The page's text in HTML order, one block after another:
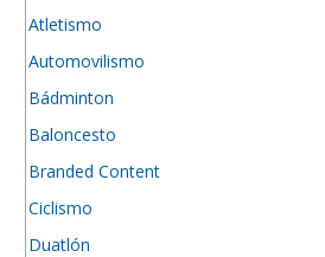
Atletismo
Automovilismo
Bádminton
Baloncesto
Branded Content
Ciclismo
Duatlón